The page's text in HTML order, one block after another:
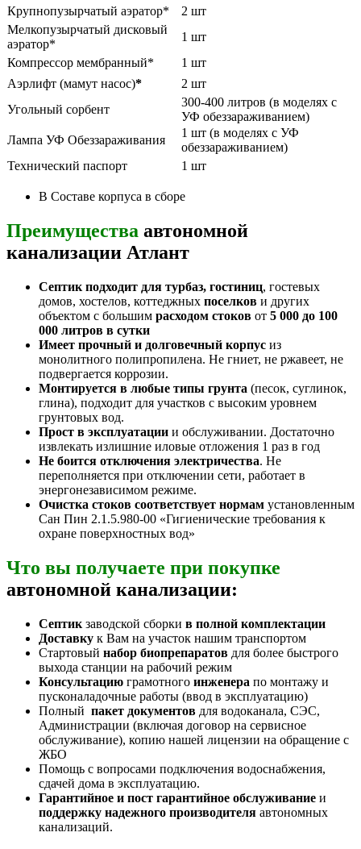
Крупнопузырчатый аэратор*
2 шт
Мелкопузырчатый дисковый
аэратор*
1 шт
Компрессор мембранный*
1 шт
Аэрлифт (мамут насос)*
2 шт
Угольный сорбент
300-400 литров (в моделях с
УФ обеззараживанием)
Лампа УФ Обеззараживания
1 шт (в моделях с УФ
обеззараживанием)
Технический паспорт
1 шт
В Составе корпуса в сборе
Преимущества автономной
канализации Атлант
Септик подходит для турбаз, гостиниц, гостевых
домов, хостелов, коттеджных поселков и других
объектом с большим расходом стоков от 5 000 до 100
000 литров в сутки
Имеет прочный и долговечный корпус из
монолитного полипропилена. Не гниет, не ржавеет, не
подвергается коррозии.
Монтируется в любые типы грунта (песок, суглинок,
глина), подходит для участков с высоким уровнем
грунтовых вод.
Прост в эксплуатации и обслуживании. Достаточно
извлекать излишние иловые отложения 1 раз в год
Не боится отключения электричества. Не
переполняется при отключении сети, работает в
энергонезависимом режиме.
Очистка стоков соответствует нормам установленным
Сан Пин 2.1.5.980-00 «Гигиенические требования к
охране поверхностных вод»
Что вы получаете при покупке
автономной канализации:
Септик заводской сборки в полной комплектации
Доставку к Вам на участок нашим транспортом
Стартовый набор биопрепаратов для более быстрого
выхода станции на рабочий режим
Консультацию грамотного инженера по монтажу и
пусконаладочные работы (ввод в эксплуатацию)
Полный пакет документов для водоканала, СЭС,
Администрации (включая договор на сервисное
обслуживание), копию нашей лицензии на обращение с
ЖБО
Помощь с вопросами подключения водоснабжения,
сдачей дома в эксплуатацию.
Гарантийное и пост гарантийное обслуживание и
поддержку надежного производителя автономных
канализаций.